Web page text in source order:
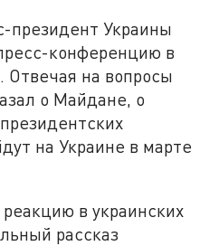
президент Украины
конференцию в
на вопросы
о Майдане, о
на Украине в марте
в украинских
рассказ